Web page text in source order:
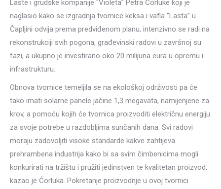
Laste i grudske kompanije “Violeta” Petra Ćorluke koji je
naglasio kako se izgradnja tvornice keksa i vafla “Lasta” u
Čapljini odvija prema predviđenom planu, intenzivno se radi na
rekonstrukciji svih pogona, građevinski radovi u završnoj su
fazi, a ukupno je investirano oko 20 milijuna eura u opremu i
infrastrukturu.
Obnova tvornice temeljila se na ekološkoj održivosti pa će
tako imati solarne panele jačine 1,3 megavata, namijenjene za
krov, a pomoću kojih će tvornica proizvoditi električnu energiju
za svoje potrebe u razdobljima sunčanih dana. Svi radovi
moraju zadovoljiti visoke standarde kakve zahtijeva
prehrambena industrija kako bi sa svim čimbenicima mogli
konkurirati na tržištu i pružiti jedinstven te kvalitetan proizvod,
kazao je Ćorluka. Pokretanje proizvodnje u ovoj tvornici